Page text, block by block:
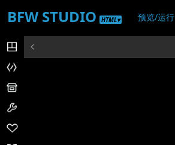
BFW STUDIO HTML▾ 预览/运行